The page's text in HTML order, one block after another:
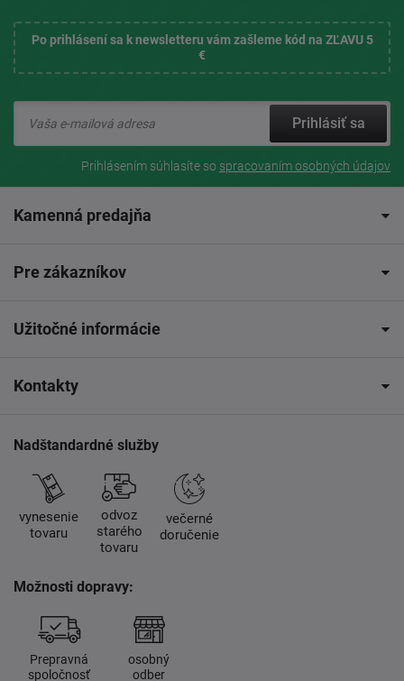
Po prihlásení sa k newsletteru vám zašleme kód na ZĽAVU 5
€
Prihlásiť sa
Prihlásením súhlasíte so spracovaním osobných údajov
Kamenná predajňa
Pre zákazníkov
Užitočné informácie
Kontakty
Nadštandardné služby
vynesenie
tovaru
odvoz
starého
tovaru
večerné
doručenie
Možnosti dopravy:
Prepravná
spoločnosť
osobný
odber